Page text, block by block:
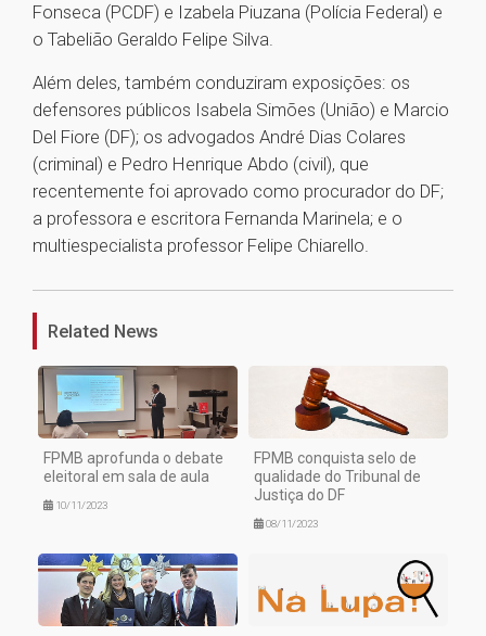
Fonseca (PCDF) e Izabela Piuzana (Polícia Federal) e
o Tabelião Geraldo Felipe Silva.
Além deles, também conduziram exposições: os
defensores públicos Isabela Simões (União) e Marcio
Del Fiore (DF); os advogados André Dias Colares
(criminal) e Pedro Henrique Abdo (civil), que
recentemente foi aprovado como procurador do DF;
a professora e escritora Fernanda Marinela; e o
multiespecialista professor Felipe Chiarello.
1
Related News
FPMB aprofunda o debate
eleitoral em sala de aula
10/11/2023
FPMB conquista selo de
qualidade do Tribunal de
Justiça do DF
08/11/2023